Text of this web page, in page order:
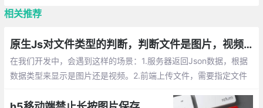
相关推荐
原生Js对文件类型的判断，判断文件是图片，视频等格式
在我们开发中，会遇到这样的场景：1.服务器返回Json数据，根据
数据类型来显示是图片还是视频。2.前端上传文件，需要指定文件
型